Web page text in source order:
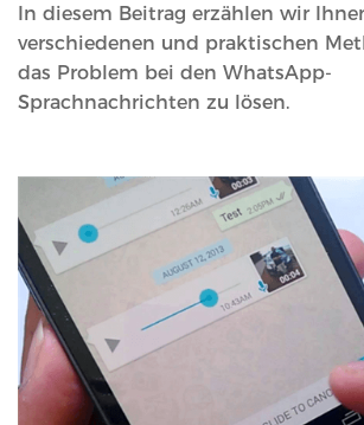
In diesem Beitrag erzählen wir
verschiedenen und praktischen
das Problem bei den WhatsApp-
Sprachnachrichten zu lösen.